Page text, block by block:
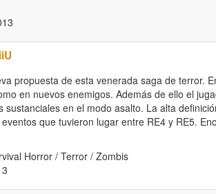
propuesta de esta venerada saga de terror.
en nuevos enemigos. Además de ello el
en el modo asalto. La alta
que tuvieron lugar entre RE4 y RE5.
Horror / Terror / Zombis